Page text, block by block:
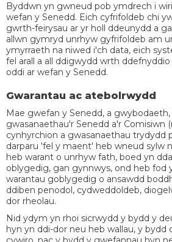
Byddwn yn gwneud pob ymdrech i
wefan y Senedd. Eich cyfrifoldeb chi
gwrth-feirysau ar yr holl ddeunydd a
allwn gymryd unrhyw gyfrifoldeb am
ymyrraeth na niwed i'ch data, eich
fel arall a all ddigwydd wrth
oddi ar wefan y Senedd.
Gwarantau ac atebolrwydd
Mae gwefan y Senedd, a
gwasanaethau'r Senedd a'r Comisiwn
cynhyrchion a gwasanaethau trydydd
darparu 'fel y maent' heb wneud sylw
heb warant o unrhyw fath, boed yn
oblygedig, gan gynnwys, ond heb fod
warantau goblygedig o ansawdd
ddiben penodol, cydweddoldeb,
dor rheolau.
Nid ydym yn rhoi sicrwydd y bydd y
hyn yn ddi-dor neu heb wallau, y bydd